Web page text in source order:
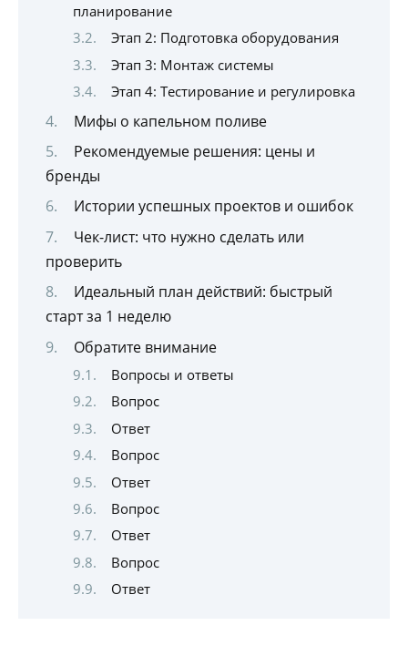
планирование
Этап 2: Подготовка оборудования
Этап 3: Монтаж системы
Этап 4: Тестирование и регулировка
Мифы о капельном поливе
Рекомендуемые решения: цены и
бренды
Истории успешных проектов и ошибок
Чек-лист: что нужно сделать или
проверить
Идеальный план действий: быстрый
старт за 1 неделю
Обратите внимание
Вопросы и ответы
Вопрос
Ответ
Вопрос
Ответ
Вопрос
Ответ
Вопрос
Ответ